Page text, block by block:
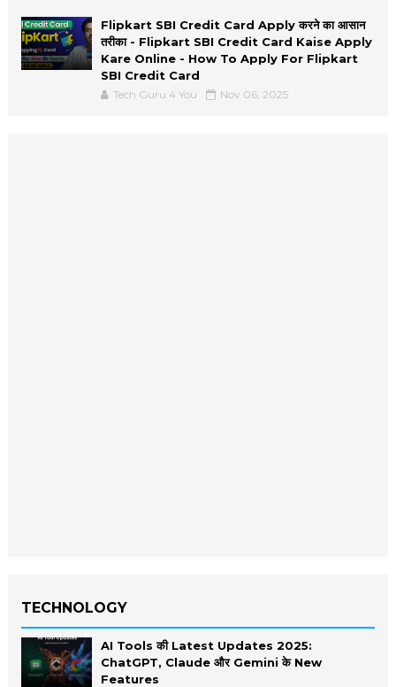
Flipkart SBI Credit Card Apply करने का आसान
तरीका - Flipkart SBI Credit Card Kaise Apply
Kare Online - How To Apply For Flipkart
SBI Credit Card
Tech Guru 4 You Nov 06, 2025
TECHNOLOGY
AI Tools की Latest Updates 2025:
ChatGPT, Claude और Gemini के New
Features